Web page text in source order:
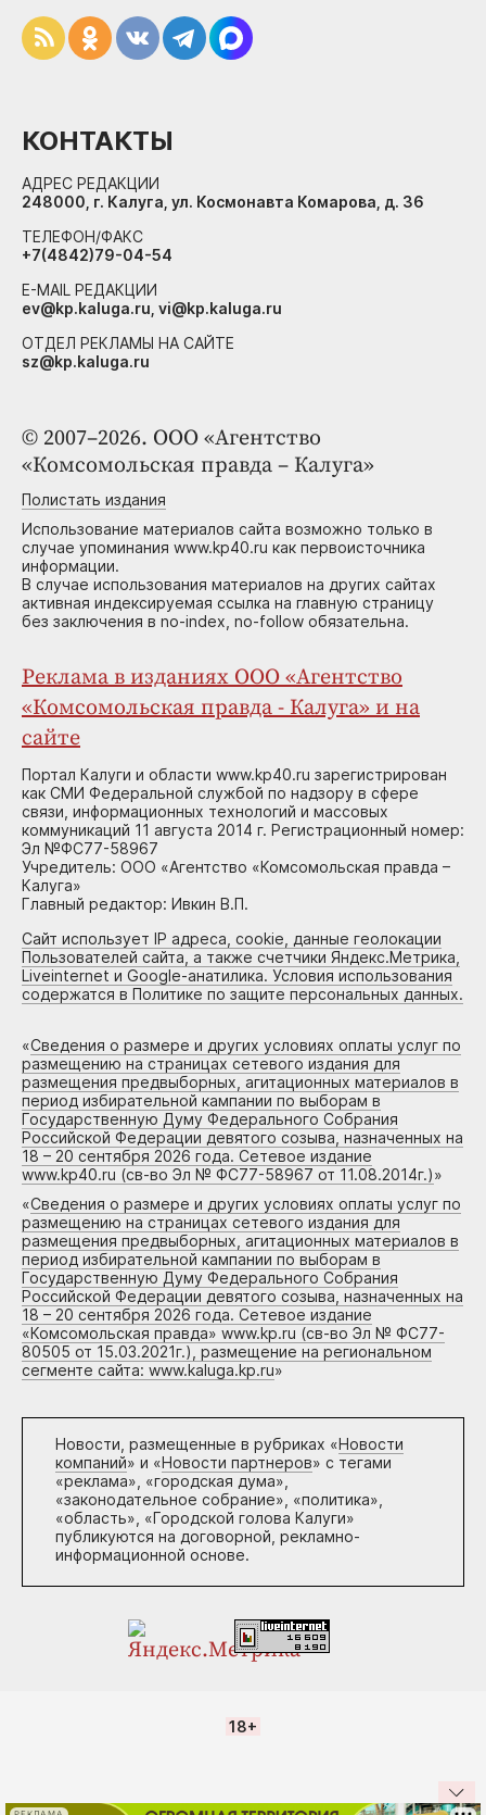
© 2007–2026. ООО «Агентство
«Комсомольская правда – Калуга»
Полистать издания
Использование материалов сайта возможно только в
случае упоминания www.kp40.ru как первоисточника
информации.
В случае использования материалов на других сайтах
активная индексируемая ссылка на главную страницу
без заключения в no-index, no-follow обязательна.
Реклама в изданиях ООО «Агентство
«Комсомольская правда - Калуга» и на
сайте
Портал Калуги и области www.kp40.ru зарегистрирован
как СМИ Федеральной службой по надзору в сфере
связи, информационных технологий и массовых
коммуникаций 11 августа 2014 г. Регистрационный номер:
Эл №ФС77-58967
Учредитель: ООО «Агентство «Комсомольская правда –
Калуга»
Главный редактор: Ивкин В.П.
Сайт использует IP адреса, cookie, данные геолокации
Пользователей сайта, а также счетчики Яндекс.Метрика,
Liveinternet и Google-анатилика. Условия использования
содержатся в Политике по защите персональных данных.
«Сведения о размере и других условиях оплаты услуг по
размещению на страницах сетевого издания для
размещения предвыборных, агитационных материалов в
период избирательной кампании по выборам в
Государственную Думу Федерального Собрания
Российской Федерации девятого созыва, назначенных на
18 – 20 сентября 2026 года. Сетевое издание
www.kp40.ru (св-во Эл № ФС77-58967 от 11.08.2014г.)»
«Сведения о размере и других условиях оплаты услуг по
размещению на страницах сетевого издания для
размещения предвыборных, агитационных материалов в
период избирательной кампании по выборам в
Государственную Думу Федерального Собрания
Российской Федерации девятого созыва, назначенных на
18 – 20 сентября 2026 года. Сетевое издание
«Комсомольская правда» www.kp.ru (св-во Эл № ФС77-
80505 от 15.03.2021г.), размещение на региональном
сегменте сайта: www.kaluga.kp.ru»
Новости, размещенные в рубриках «Новости
компаний» и «Новости партнеров» с тегами
«реклама», «городская дума»,
«законодательное собрание», «политика»,
«область», «Городской голова Калуги»
публикуются на договорной, рекламно-
информационной основе.
КОНТАКТЫ
АДРЕС РЕДАКЦИИ
248000, г. Калуга, ул. Космонавта Комарова, д. 36
ТЕЛЕФОН/ФАКС
+7(4842)79-04-54
E-MAIL РЕДАКЦИИ
ev@kp.kaluga.ru, vi@kp.kaluga.ru
ОТДЕЛ РЕКЛАМЫ НА САЙТЕ
sz@kp.kaluga.ru
18+